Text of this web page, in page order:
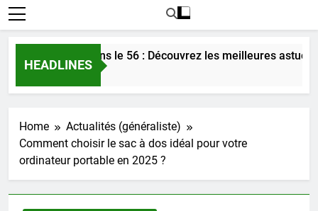
HEADLINES
l’amour dans le 56 : Découvrez les meilleures astuces en
Home
Actualités (généraliste)
Comment choisir le sac à dos idéal pour votre
ordinateur portable en 2025 ?